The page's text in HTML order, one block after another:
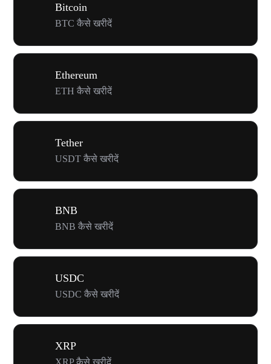
Bitcoin
BTC कैसे खरीदें
Ethereum
ETH कैसे खरीदें
Tether
USDT कैसे खरीदें
BNB
BNB कैसे खरीदें
USDC
USDC कैसे खरीदें
XRP
XRP कैसे खरीदें